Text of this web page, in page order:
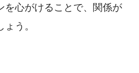
を心がけることで、関係が
う。